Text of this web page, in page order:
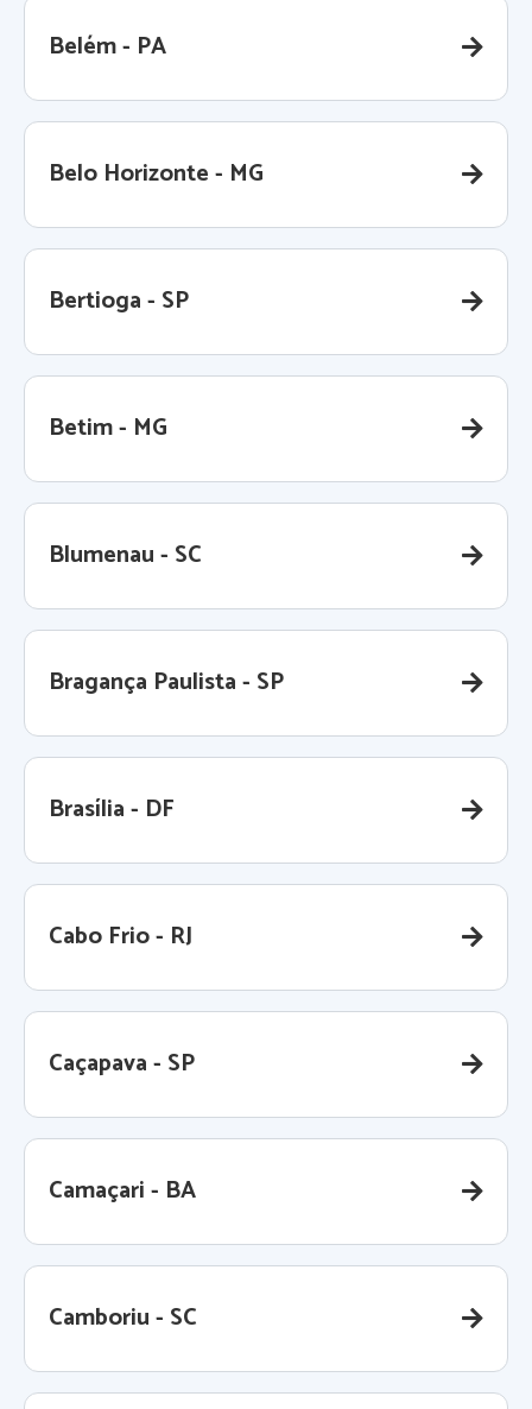
Belém - PA
Belo Horizonte - MG
Bertioga - SP
Betim - MG
Blumenau - SC
Bragança Paulista - SP
Brasília - DF
Cabo Frio - RJ
Caçapava - SP
Camaçari - BA
Camboriu - SC